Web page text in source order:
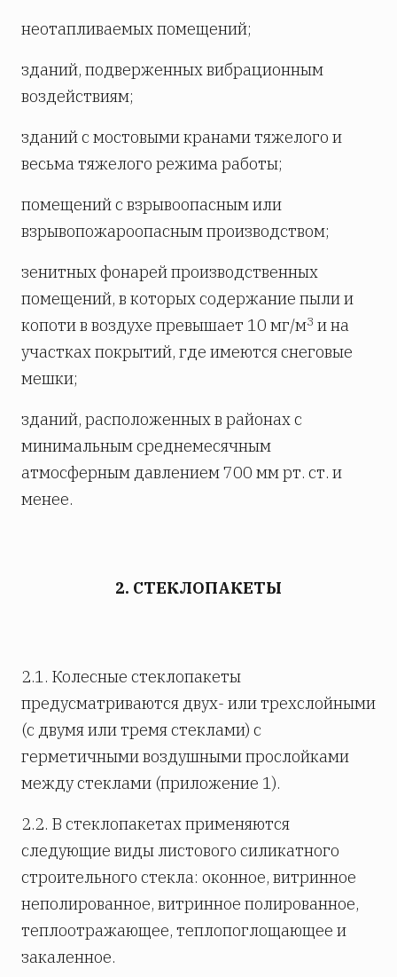
неотапливаемых помещений;
зданий, подверженных вибрационным
воздействиям;
зданий с мостовыми кранами тяжелого и
весьма тяжелого режима работы;
помещений с взрывоопасным или
взрывопожароопасным производством;
зенитных фонарей производственных
помещений, в которых содержание пыли и
копоти в воздухе превышает 10 мг/м3 и на
участках покрытий, где имеются снеговые
мешки;
зданий, расположенных в районах с
минимальным среднемесячным
атмосферным давлением 700 мм рт. ст. и
менее.
2. СТЕКЛОПАКЕТЫ
2.1. Колесные стеклопакеты
предусматриваются двух- или трехслойными
(с двумя или тремя стеклами) с
герметичными воздушными прослойками
между стеклами (приложение 1).
2.2. В стеклопакетах применяются
следующие виды листового силикатного
строительного стекла: оконное, витринное
неполированное, витринное полированное,
теплоотражающее, теплопоглощающее и
закаленное.